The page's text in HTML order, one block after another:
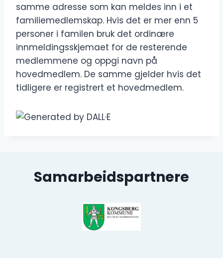
samme adresse som kan meldes inn i et
familiemedlemskap. Hvis det er mer enn 5
personer i familen bruk det ordinære
innmeldingsskjemaet for de resterende
medlemmene og oppgi navn på
hovedmedlem. De samme gjelder hvis det
tidligere er registrert et hovedmedlem.
Samarbeidspartnere